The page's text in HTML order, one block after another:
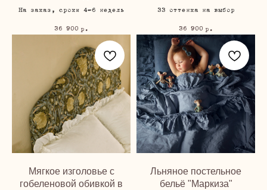
На заказ, сроки 4-6 недель
36 900 р.
33 оттенка на выбор
36 900 р.
Мягкое изголовье с
гобеленовой обивкой в
Льняное постельное
бельё "Маркиза"